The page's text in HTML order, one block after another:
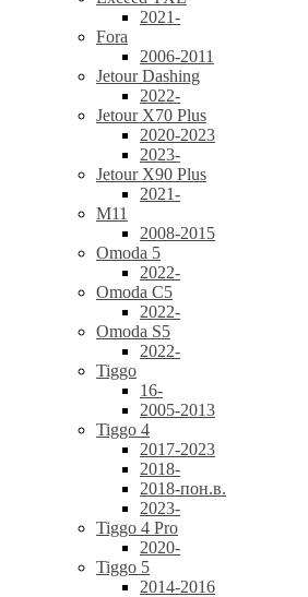
2021-
Fora
2006-2011
Jetour Dashing
2022-
Jetour X70 Plus
2020-2023
2023-
Jetour X90 Plus
2021-
M11
2008-2015
Omoda 5
2022-
Omoda C5
2022-
Omoda S5
2022-
Tiggo
16-
2005-2013
Tiggo 4
2017-2023
2018-
2018-пон.в.
2023-
Tiggo 4 Pro
2020-
Tiggo 5
2014-2016